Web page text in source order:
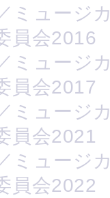
ミュージ
員会2016
ミュージ
員会2017
ミュージ
員会2021
ミュージ
員会2022